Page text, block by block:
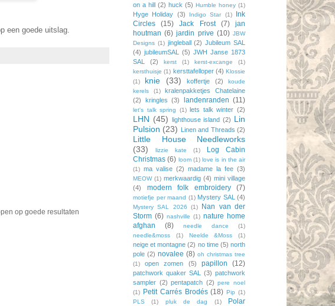
een goede uitslag.
op goede resultaten
on a hill (2) huck (5) Humble honey (1)
Hyge Holiday (3) Indigo Star (1)
Ink
Circles
(15) Jack Frost (7)
jan
houtman (6) jardin prive (10) JBW
Designs (1) jingleball (2) Jubileum SAL
(4) jubileumSAL (5) JWH Janse 1873
SAL
(2) kerst (1) kerst-excange
(1)
kersthuisje (1) kersttafelloper (4) Klossie
(1)
knie (33) koffertje (2)
koude
kerels
(1)
kralenpakketjes Chatelaine
(2)
kringles (3) landenranden (11)
let's talk spring (1) lets talk winter (2)
LHN (45) lighthouse island (2) Lin
Pulsion (23) Linen and Threads (2)
Little House Needleworks
(33)
lizzie kate (1)
Log Cabin
Christmas (6) loom (1) love is in the air
(1) ma valise (2) madame la fee (3)
MEOW (1) merkwaardig (4) mini village
(4)
modern folk embroidery (7)
motiefje per maand (1) Mystery SAL (4)
Mystery SAL 2026 (1)
Nan van der
Storm (6) nashville (1) nature home
afghan
(8) needle dance
(1)
needle&moss
(1) Neelde &Moss (1)
neige et montagne (2) no time (5) north
pole (2) novalee (8) oh christmas tree
(1)
open zomen (5) papillon (12)
patchwork quaker SAL (3) patchwork
sampler (2) pentapatch (2) pere noel
(1)
Petit Carrés Brodés (18) Pip (1)
PLS
(1) pluk de dag (1)
Polar